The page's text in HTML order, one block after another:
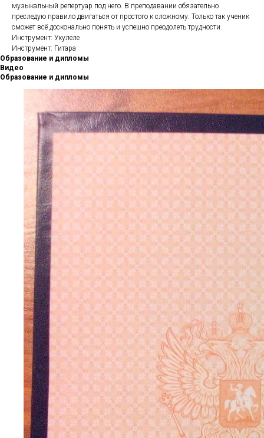
музыкальный репертуар под него. В преподавании обязательно
преследую правило двигаться от простого к сложному. Только так ученик
сможет всё досконально понять и успешно преодолеть трудности.
Инструмент: Укулеле
Инструмент: Гитара
Образование и дипломы
Видео
Образование и дипломы